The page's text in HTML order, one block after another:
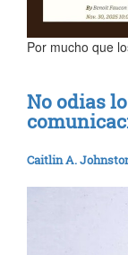
Por mucho que
No odias
Caitlin A.